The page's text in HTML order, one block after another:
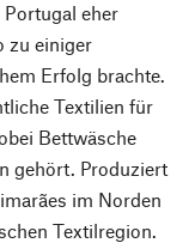
eher
zu einiger
Erfolg brachte.
Textilien für
Bettwäsche
gehört. Produziert
im Norden
Textilregion.